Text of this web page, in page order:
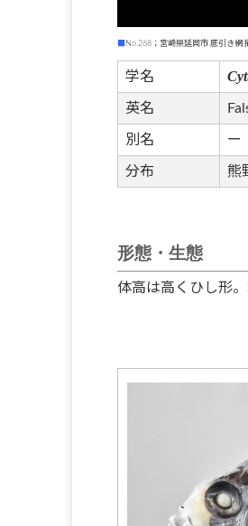
No.268；宮崎県延岡市 底引き網
学名
英名
別名 ー
分布 熊
形態・生態
体高は高くひし形